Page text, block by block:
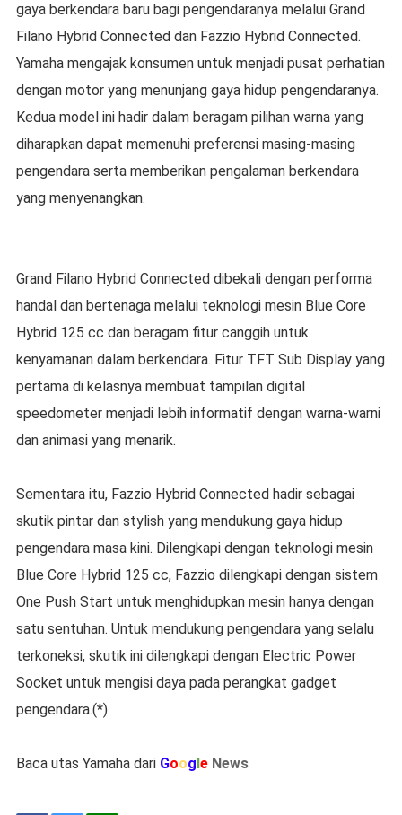
gaya berkendara baru bagi pengendaranya melalui Grand
Filano Hybrid Connected dan Fazzio Hybrid Connected.
Yamaha mengajak konsumen untuk menjadi pusat perhatian
dengan motor yang menunjang gaya hidup pengendaranya.
Kedua model ini hadir dalam beragam pilihan warna yang
diharapkan dapat memenuhi preferensi masing-masing
pengendara serta memberikan pengalaman berkendara
yang menyenangkan.
Grand Filano Hybrid Connected dibekali dengan performa
handal dan bertenaga melalui teknologi mesin Blue Core
Hybrid 125 cc dan beragam fitur canggih untuk
kenyamanan dalam berkendara. Fitur TFT Sub Display yang
pertama di kelasnya membuat tampilan digital
speedometer menjadi lebih informatif dengan warna-warni
dan animasi yang menarik.
Sementara itu, Fazzio Hybrid Connected hadir sebagai
skutik pintar dan stylish yang mendukung gaya hidup
pengendara masa kini. Dilengkapi dengan teknologi mesin
Blue Core Hybrid 125 cc, Fazzio dilengkapi dengan sistem
One Push Start untuk menghidupkan mesin hanya dengan
satu sentuhan. Untuk mendukung pengendara yang selalu
terkoneksi, skutik ini dilengkapi dengan Electric Power
Socket untuk mengisi daya pada perangkat gadget
pengendara.(*)
Baca utas Yamaha dari Goog e News